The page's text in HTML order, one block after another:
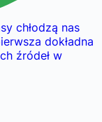
chłodzą nas
dokładna
źródeł w